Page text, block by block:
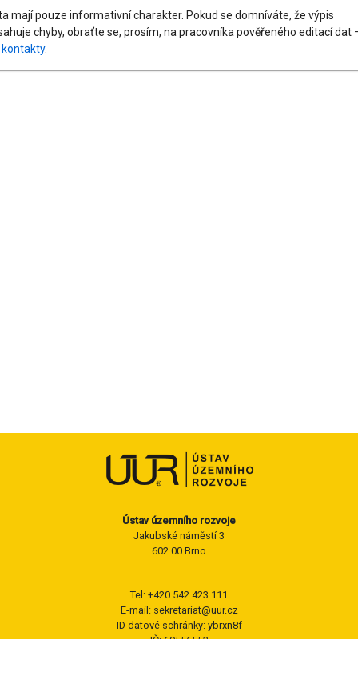
mají pouze informativní charakter. Pokud se domníváte, že výpis
chyby, obraťte se, prosím, na pracovníka pověřeného editací dat
kontakty.
Ústav územního rozvoje
Jakubské náměstí 3
602 00 Brno
Tel: +420 542 423 111
E-mail: sekretariat@uur.cz
ID datové schránky: ybrxn8f
IČ: 60556552